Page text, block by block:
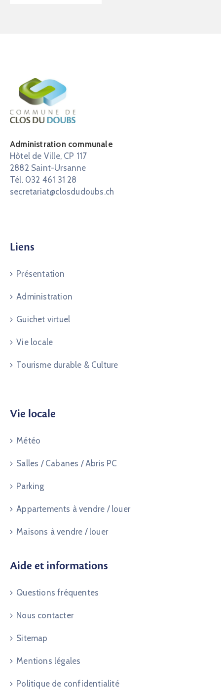
Administration communale
Hôtel de Ville, CP 117
2882 Saint-Ursanne
Tél. 032 461 31 28
secretariat@closdudoubs.ch
Liens
Présentation
Administration
Guichet virtuel
Vie locale
Tourisme durable & Culture
Vie locale
Météo
Salles / Cabanes / Abris PC
Parking
Appartements à vendre / louer
Maisons à vendre / louer
Aide et informations
Questions fréquentes
Nous contacter
Sitemap
Mentions légales
Politique de confidentialité